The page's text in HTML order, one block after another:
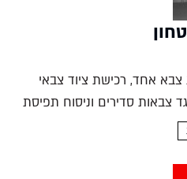
אחד, רכישת ציוד צבאי
צבאות סדירים וניסוח תפיסת
הכבירים הם כולם פרי